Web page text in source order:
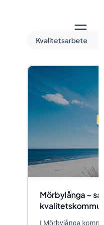
Kvalitetsarbete
Mörbylånga –
kvalitetskommun
I Mörbylånga